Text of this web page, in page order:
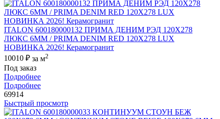
ITALON 600180000132 ПРИМА ДЕНИМ РЭД 120X278
ЛЮКС 6ММ / PRIMA DENIM RED 120X278 LUX
НОВИНКА 2026! Керамогранит
10010 ₽ за м2
Под заказ
Подробнее
Подробнее
69914
Быстрый просмотр